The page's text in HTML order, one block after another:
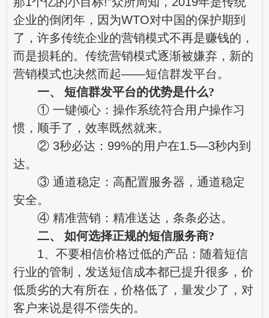
企业的倒闭年，因为WTO对中国的保护期到
了，许多传统企业的营销模式不再是赚钱的，
而是损耗的。传统营销模式逐渐被嫌弃，新的
营销模式也决然而起——短信群发平台。
一、 短信群发平台的优势是什么?
① 一键倾心：操作系统符合用户操作习
惯，顺手了，效率既然就来。
② 3秒必达：99%的用户在1.5—3秒内到
达。
③ 通道稳定：高配置服务器，通道稳定
安全。
④ 精准营销：精准送达，条条必达。
二、 如何选择正规的短信服务商?
1、不要相信价格过低的产品：随着短信
行业的管制，发送短信成本都已提升很多，价
低质劣的大有所在，价格低了，量发少了，对
客户来说是得不偿失的。